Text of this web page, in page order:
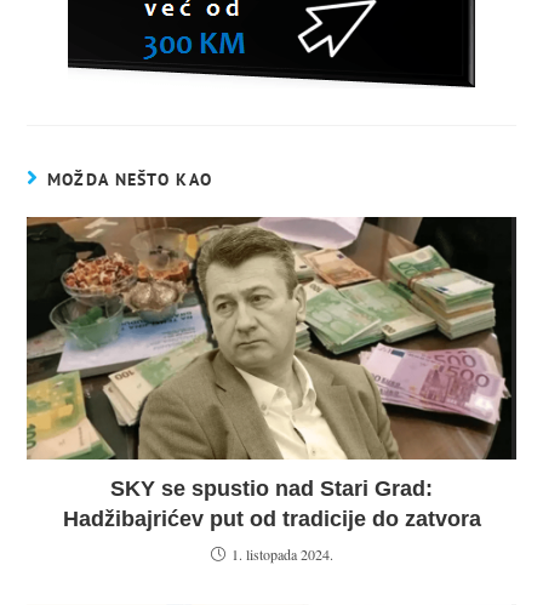
MOŽDA NEŠTO KAO
SKY se spustio nad Stari Grad:
Hadžibajrićev put od tradicije do zatvora
1. listopada 2024.